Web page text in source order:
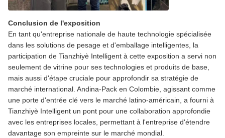
Conclusion de l'exposition
En tant qu'entreprise nationale de haute technologie spécialisée
dans les solutions de pesage et d'emballage intelligentes, la
participation de Tianzhiyè Intelligent à cette exposition a servi non
seulement de vitrine pour ses technologies et produits de base,
mais aussi d'étape cruciale pour approfondir sa stratégie de
marché international. Andina-Pack en Colombie, agissant comme
une porte d'entrée clé vers le marché latino-américain, a fourni à
Tianzhiyè Intelligent un pont pour une collaboration approfondie
avec les entreprises locales, permettant à l'entreprise d'étendre
davantage son empreinte sur le marché mondial.